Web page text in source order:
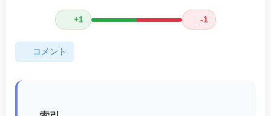
+1 -1
コメント